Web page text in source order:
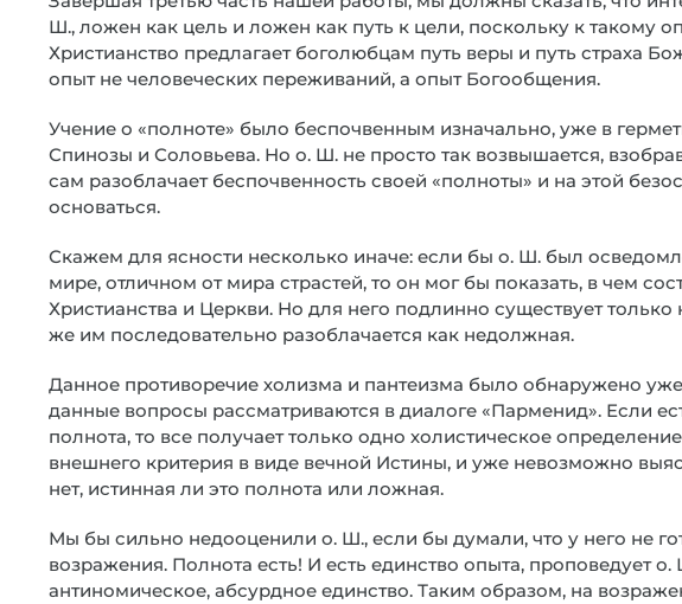
Ш., ложен как цель и ложен как путь к цели, поскольку к такому
Христианство предлагает боголюбцам путь веры и путь страха
опыт не человеческих переживаний, а опыт Богообщения.
Учение о «полноте» было беспочвенным изначально, уже в
Спинозы и Соловьева. Но о. Ш. не просто так возвышается,
сам разоблачает беспочвенность своей «полноты» и на этой
основаться.
Скажем для ясности несколько иначе: если бы о. Ш. был
мире, отличном от мира страстей, то он мог бы показать, в чем
Христианства и Церкви. Но для него подлинно существует только
же им последовательно разоблачается как недолжная.
Данное противоречие холизма и пантеизма было обнаружено
данные вопросы рассматриваются в диалоге «Парменид». Если
полнота, то все получает только одно холистическое
внешнего критерия в виде вечной Истины, и уже невозможно
нет, истинная ли это полнота или ложная.
Мы бы сильно недооценили о. Ш., если бы думали, что у него не
возражения. Полнота есть! И есть единство опыта, проповедует
антиномическое, абсурдное единство. Таким образом, на